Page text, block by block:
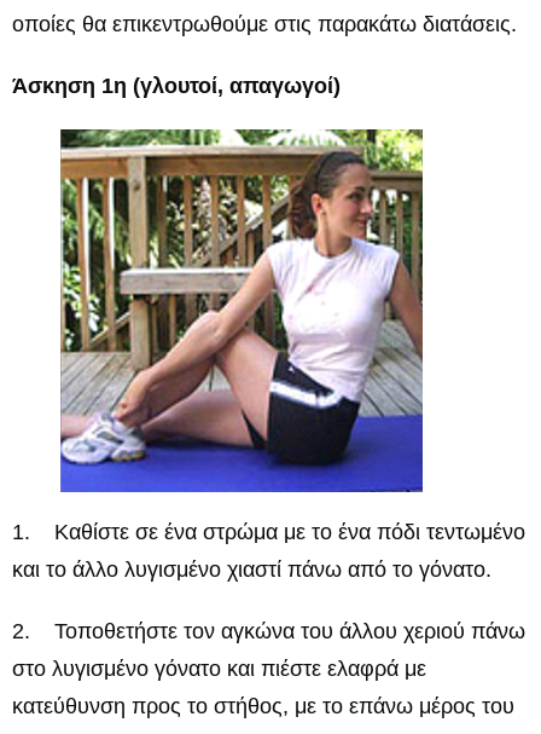
οποίες θα επικεντρωθούμε στις παρακάτω διατάσεις.
Άσκηση 1η (γλουτοί, απαγωγοί)
1. Καθίστε σε ένα στρώμα με το ένα πόδι τεντωμένο
και το άλλο λυγισμένο χιαστί πάνω από το γόνατο.
2. Τοποθετήστε τον αγκώνα του άλλου χεριού πάνω
στο λυγισμένο γόνατο και πιέστε ελαφρά με
κατεύθυνση προς το στήθος, με το επάνω μέρος του